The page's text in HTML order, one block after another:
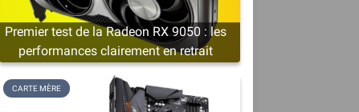
Premier test de la Radeon RX 9050 : les
performances clairement en retrait
CARTE MÈRE